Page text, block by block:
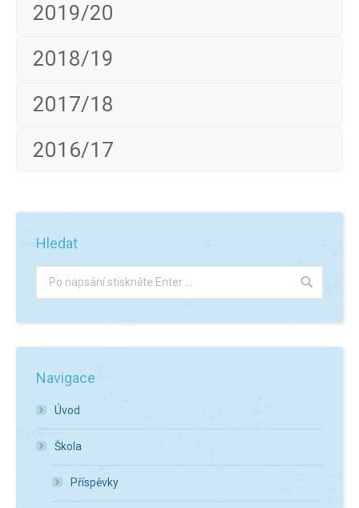
2019/20
2018/19
2017/18
2016/17
Hledat
Navigace
Úvod
Škola
Příspěvky